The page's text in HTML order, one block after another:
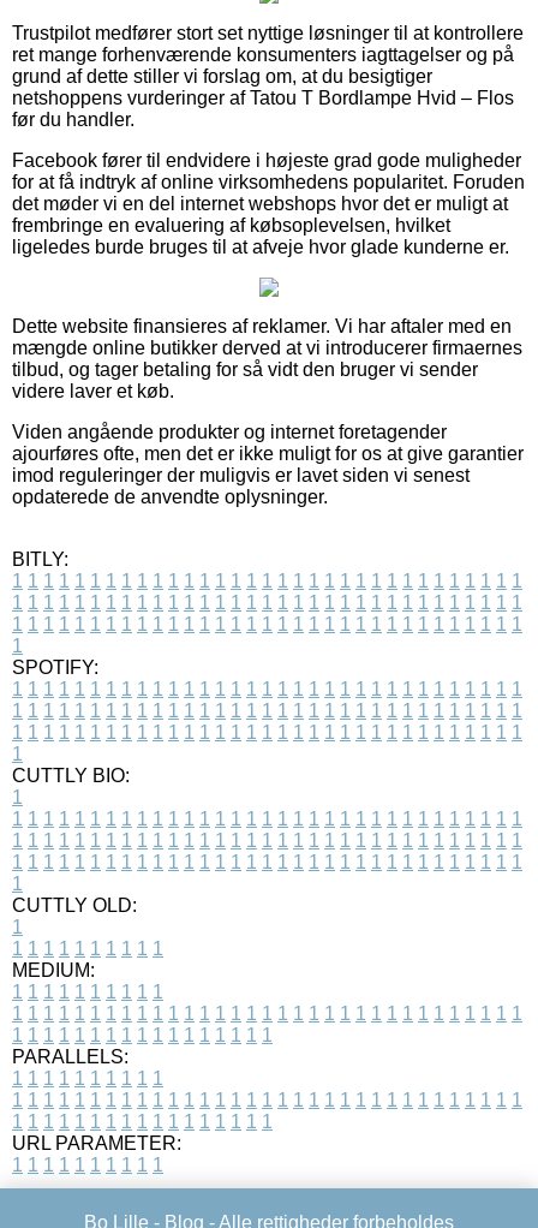
Trustpilot medfører stort set nyttige løsninger til at kontrollere
ret mange forhenværende konsumenters iagttagelser og på
grund af dette stiller vi forslag om, at du besigtiger
netshoppens vurderinger af Tatou T Bordlampe Hvid – Flos
før du handler.
Facebook fører til endvidere i højeste grad gode muligheder
for at få indtryk af online virksomhedens popularitet. Foruden
det møder vi en del internet webshops hvor det er muligt at
frembringe en evaluering af købsoplevelsen, hvilket
ligeledes burde bruges til at afveje hvor glade kunderne er.
Dette website finansieres af reklamer. Vi har aftaler med en
mængde online butikker derved at vi introducerer firmaernes
tilbud, og tager betaling for så vidt den bruger vi sender
videre laver et køb.
Viden angående produkter og internet foretagender
ajourføres ofte, men det er ikke muligt for os at give garantier
imod reguleringer der muligvis er lavet siden vi senest
opdaterede de anvendte oplysninger.
BITLY:
1 1 1 1 1 1 1 1 1 1 1 1 1 1 1 1 1 1 1 1 1 1 1 1 1 1 1 1 1 1 1 1 1
1 1 1 1 1 1 1 1 1 1 1 1 1 1 1 1 1 1 1 1 1 1 1 1 1 1 1 1 1 1 1 1 1
1 1 1 1 1 1 1 1 1 1 1 1 1 1 1 1 1 1 1 1 1 1 1 1 1 1 1 1 1 1 1 1 1
1
SPOTIFY:
1 1 1 1 1 1 1 1 1 1 1 1 1 1 1 1 1 1 1 1 1 1 1 1 1 1 1 1 1 1 1 1 1
1 1 1 1 1 1 1 1 1 1 1 1 1 1 1 1 1 1 1 1 1 1 1 1 1 1 1 1 1 1 1 1 1
1 1 1 1 1 1 1 1 1 1 1 1 1 1 1 1 1 1 1 1 1 1 1 1 1 1 1 1 1 1 1 1 1
1
CUTTLY BIO:
1
1 1 1 1 1 1 1 1 1 1 1 1 1 1 1 1 1 1 1 1 1 1 1 1 1 1 1 1 1 1 1 1 1
1 1 1 1 1 1 1 1 1 1 1 1 1 1 1 1 1 1 1 1 1 1 1 1 1 1 1 1 1 1 1 1 1
1 1 1 1 1 1 1 1 1 1 1 1 1 1 1 1 1 1 1 1 1 1 1 1 1 1 1 1 1 1 1 1 1
1
CUTTLY OLD:
1
1 1 1 1 1 1 1 1 1 1
MEDIUM:
1 1 1 1 1 1 1 1 1 1
1 1 1 1 1 1 1 1 1 1 1 1 1 1 1 1 1 1 1 1 1 1 1 1 1 1 1 1 1 1 1 1 1
1 1 1 1 1 1 1 1 1 1 1 1 1 1 1 1 1
PARALLELS:
1 1 1 1 1 1 1 1 1 1
1 1 1 1 1 1 1 1 1 1 1 1 1 1 1 1 1 1 1 1 1 1 1 1 1 1 1 1 1 1 1 1 1
1 1 1 1 1 1 1 1 1 1 1 1 1 1 1 1 1
URL PARAMETER:
1 1 1 1 1 1 1 1 1 1
Bo Lille - Blog - Alle rettigheder forbeholdes